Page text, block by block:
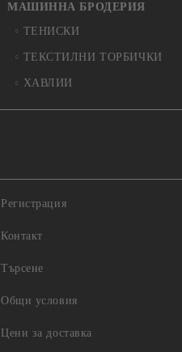
МАШИННА БРОДЕРИЯ
ТЕНИСКИ
ТЕКСТИЛНИ ТОРБИЧКИ
ХАВЛИИ
Регистрация
Контакт
Търсене
Общи условия
Цени за доставка